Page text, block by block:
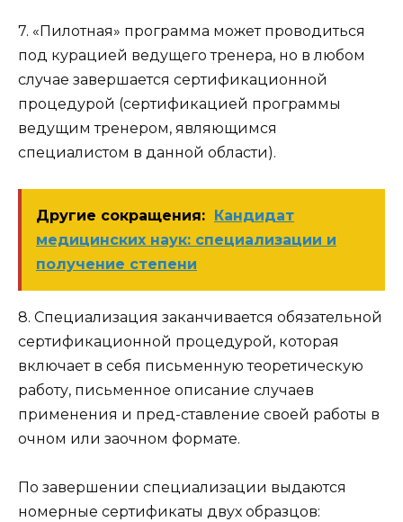
7. «Пилотная» программа может проводиться
под курацией ведущего тренера, но в любом
случае завершается сертификационной
процедурой (сертификацией программы
ведущим тренером, являющимся
специалистом в данной области).
Другие сокращения: Кандидат
медицинских наук: специализации и
получение степени
8. Специализация заканчивается обязательной
сертификационной процедурой, которая
включает в себя письменную теоретическую
работу, письменное описание случаев
применения и пред-ставление своей работы в
очном или заочном формате.
По завершении специализации выдаются
номерные сертификаты двух образцов: